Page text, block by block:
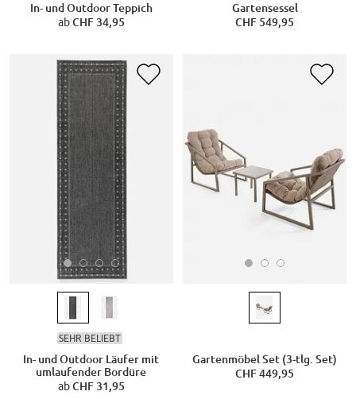
In- und Outdoor Teppich
abCHF 34,95
Gartensessel
CHF 549,95
SEHR BELIEBT
In- und Outdoor Läufer mit
umlaufender Bordüre
abCHF 31,95
Gartenmöbel Set (3-tlg. Set)
CHF 449,95